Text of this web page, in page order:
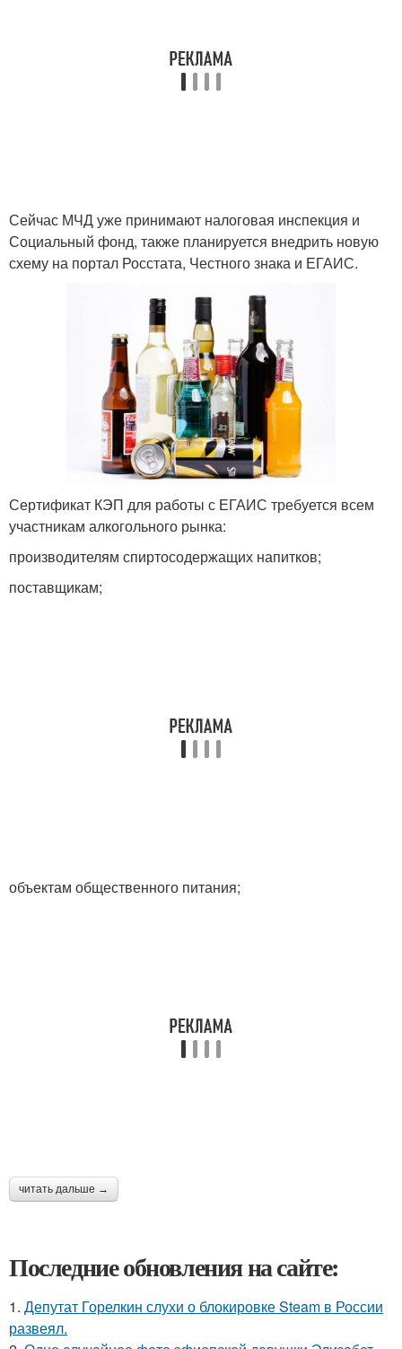
Сейчас МЧД уже принимают налоговая инспекция и
Социальный фонд, также планируется внедрить новую
схему на портал Росстата, Честного знака и ЕГАИС.
Сертификат КЭП для работы с ЕГАИС требуется всем
участникам алкогольного рынка:
производителям спиртосодержащих напитков;
поставщикам;
объектам общественного питания;
читать дальше →
Последние обновления на сайте:
1. Депутат Горелкин слухи о блокировке Steam в России
развеял.